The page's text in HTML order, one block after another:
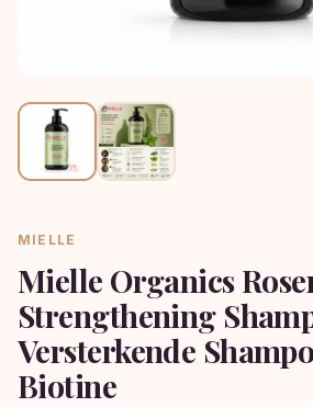
MIELLE
Mielle Organics
Strengthening
Versterkende
Biotine